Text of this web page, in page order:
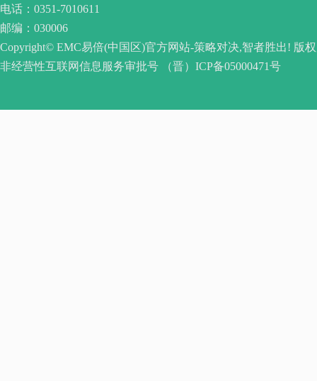
电话：0351-7010611
邮编：030006
Copyright© EMC易倍(中国区)官方网站-策略对决,智者胜出! 版
非经营性互联网信息服务审批号 （晋）ICP备05000471号